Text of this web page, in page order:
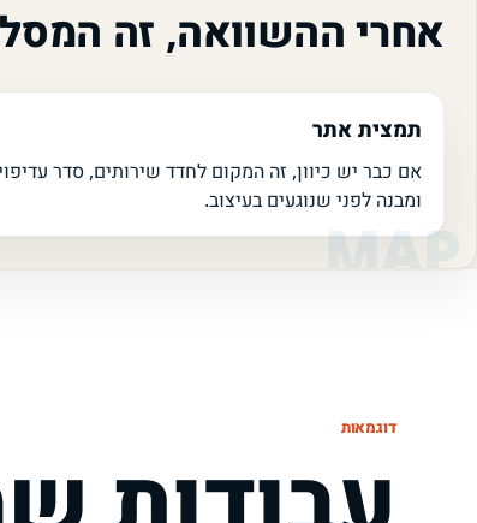
אחרי ההשוואה, זה
תמצית אתר
אם כבר יש כיוון, זה המקום לחדד שירותים, סדר
ומבנה לפני שנוגעים בעיצוב.
דוגמאות